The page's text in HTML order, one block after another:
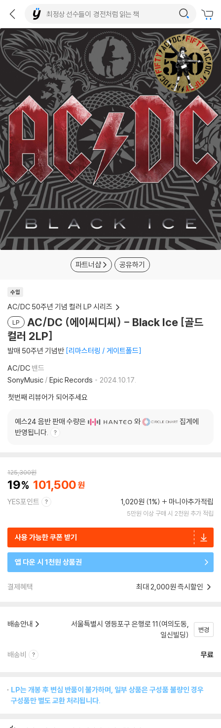
파트너샵 공유하기
수입
AC/DC 50주년 기념 컬러 LP 시리즈
LP
AC/DC (에이씨디씨) - Black Ice [골드
컬러 2LP]
발매 50주년 기념반 리마스터링 / 게이트폴드
AC/DC 밴드
SonyMusic / Epic Records
2024.10.17.
첫번째 리뷰어가 되어주세요
예스24 음반 판매 수량은 와
집계에
반영됩니다.
125,300원
19 101,500
YES포인트 1,020원 (1%) 마니아추가적립
5만원 이상 구매 시 2천원 추가 적립
사용 가능한 쿠폰 받기
앱 다운 시 1천원 상품권
결제혜택 최대 2,000원 즉시할인
배송안내
서울특별시 영등포구 은행로 11(여의도동,
일신빌딩)
변경
배송비 무료
LP는 개봉 후 변심 반품이 불가하며, 일부 상품은 구성품 불량인 경우
구성품만 별도 교환 처리됩니다.